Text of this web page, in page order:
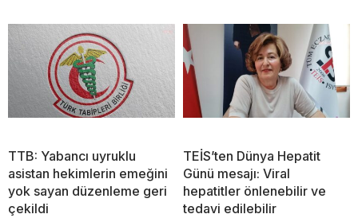
TTB: Yabancı uyruklu
asistan hekimlerin emeğini
yok sayan düzenleme geri
çekildi
TEİS’ten Dünya Hepatit
Günü mesajı: Viral
hepatitler önlenebilir ve
tedavi edilebilir